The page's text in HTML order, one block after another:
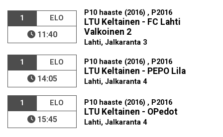
1 ELO
11:40
P10 haaste (2016) , P2016
LTU Keltainen - FC Lahti
Valkoinen 2
Lahti, Jalkaranta 3
1 ELO
14:05
P10 haaste (2016) , P2016
LTU Keltainen - PEPO Lila
Lahti, Jalkaranta 4
1 ELO
15:45
P10 haaste (2016) , P2016
LTU Keltainen - OPedot
Lahti, Jalkaranta 4